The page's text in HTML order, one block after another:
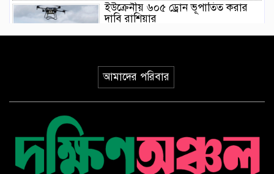
ইউক্রেনীয় ৬০৫ ড্রোন ভূপাতিত করার
দাবি রাশিয়ার
মিয়ানমারের সাবেক জান্তা প্রধানের প্রথম
থাইল্যান্ড সফর
আমাদের পরিবার